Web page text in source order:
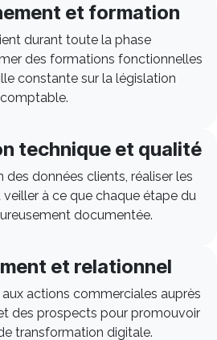
et formation
durant toute la phase
des formations fonctionnelles
constante sur la législation
comptable.
technique et qualité
données clients, réaliser les
à ce que chaque étape du
documentée.
et relationnel
actions commerciales auprès
des prospects pour promouvoir
transformation digitale.